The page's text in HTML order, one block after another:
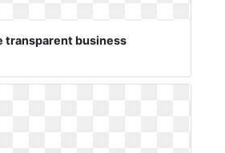
transparent business